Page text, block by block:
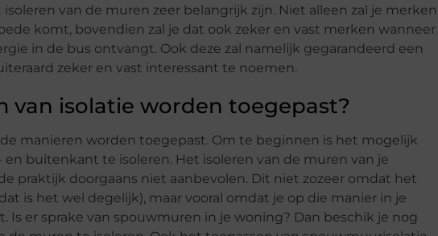
van de muren zeer belangrijk zijn. Niet alleen zal je merken
komt, bovendien zal je dat ook zeker en vast merken wanneer
in de bus ontvangt. Ook deze zal namelijk gegarandeerd een
zeker en vast interessant te noemen.
van isolatie worden toegepast?
manieren worden toegepast. Om te beginnen is het mogelijk
buitenkant te isoleren. Het isoleren van de muren van je
praktijk doorgaans niet aanbevolen. Dit niet zozeer omdat het
is het wel degelijk), maar vooral omdat je op die manier in je
Is er sprake van spouwmuren in je woning? Dan beschik je nog